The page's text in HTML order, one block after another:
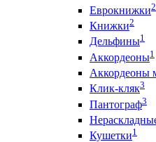
Еврокнижки
Книжки2
Дельфины1
Аккордеоны1
Аккордеоны
Клик-кляк3
Пантограф3
Кушетки1